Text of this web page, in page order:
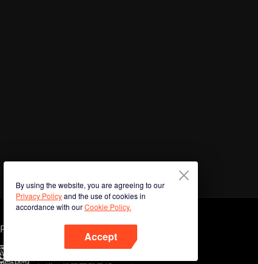
By using the website, you are agreeing to our
Privacy Policyand the use of cookies in
accordance with ourCookie Policy.
Accept
Phone